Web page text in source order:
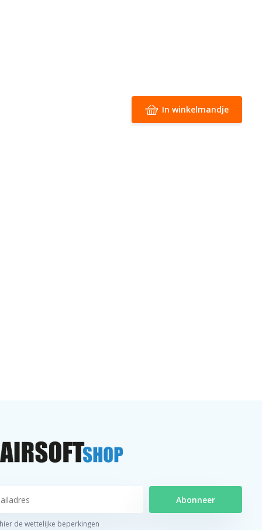
In winkelmandje
Abonneer
de wettelijke beperkingen